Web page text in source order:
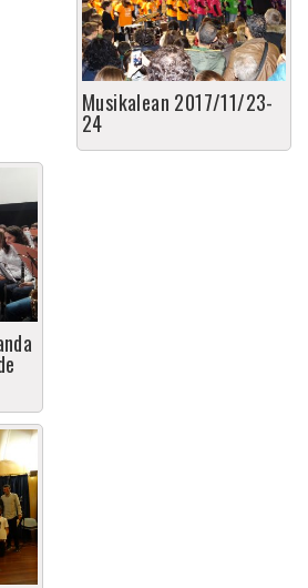
Musikalean 2017/11/23-
24